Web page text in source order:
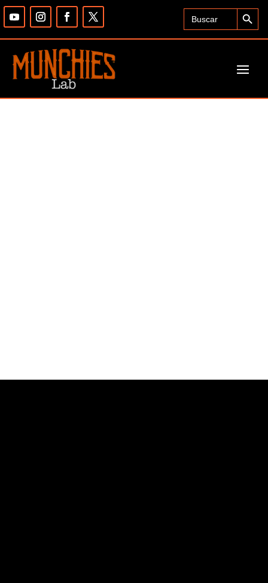
Search
for:
Search Button